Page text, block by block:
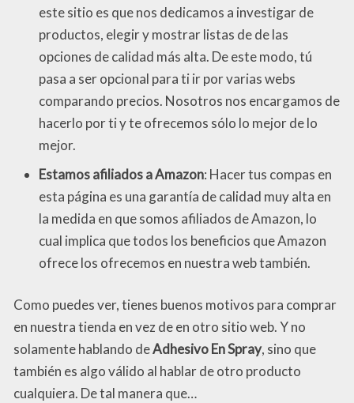
este sitio es que nos dedicamos a investigar de
productos, elegir y mostrar listas de de las
opciones de calidad más alta. De este modo, tú
pasa a ser opcional para ti ir por varias webs
comparando precios. Nosotros nos encargamos de
hacerlo por ti y te ofrecemos sólo lo mejor de lo
mejor.
Estamos afiliados a Amazon: Hacer tus compas en
esta página es una garantía de calidad muy alta en
la medida en que somos afiliados de Amazon, lo
cual implica que todos los beneficios que Amazon
ofrece los ofrecemos en nuestra web también.
Como puedes ver, tienes buenos motivos para comprar
en nuestra tienda en vez de en otro sitio web. Y no
solamente hablando deAdhesivo En Spray, sino que
también es algo válido al hablar de otro producto
cualquiera. De tal manera que…